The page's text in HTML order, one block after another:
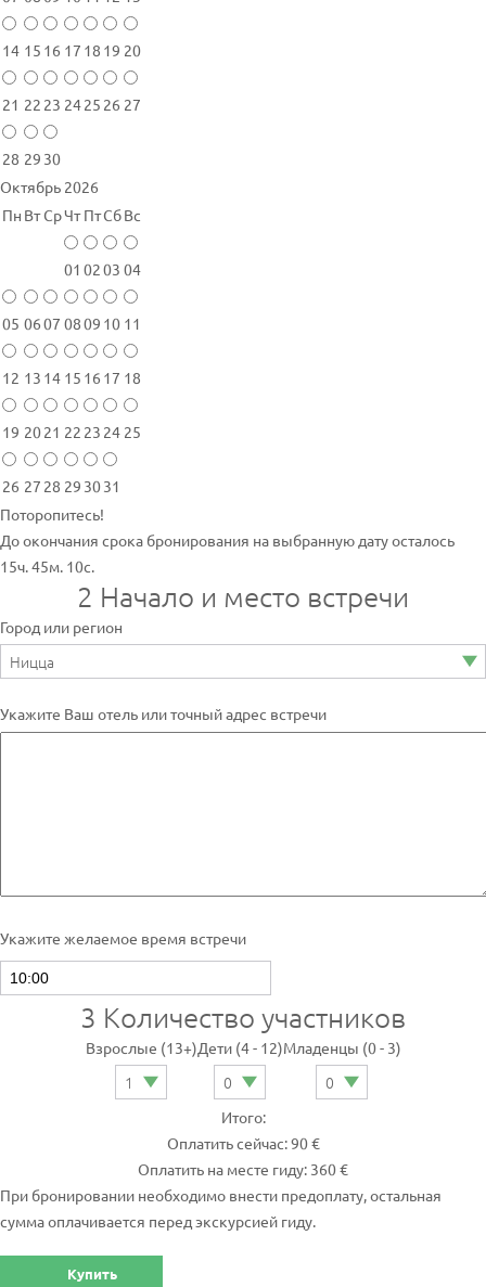
14 15 16 17 18 19 20
21 22 23 2425 26 27
28 29 30
Октябрь 2026
Пн ВтСрЧт ПтСбВс
01 0203 04
05 0607 0809 10 11
12 13 14 15 16 17 18
19 2021 22 23 24 25
26 27 28 29 3031
Поторопитесь!
До окончания срока бронирования на выбранную дату осталось
15ч. 45м. 10с.
2 Начало и место встречи
Город или регион
Укажите Ваш отель или точный адрес встречи
Укажите желаемое время встречи
3 Количество участников
Взрослые (13+)Дети (4 - 12)Младенцы (0 - 3)
Итого:
Оплатить сейчас: 90 €
Оплатить на месте гиду: 360 €
При бронировании необходимо внести предоплату, остальная
сумма оплачивается перед экскурсией гиду.
Купить